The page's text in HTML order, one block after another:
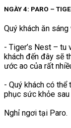
NGÀY 4: PARO –
Quý khách ăn
- Tiger’s Nest – tu
khách đến đây sẽ
ước ao của rất
- Quý khách có
phục sức khỏe sau
Nghỉ ngơi tại Paro.